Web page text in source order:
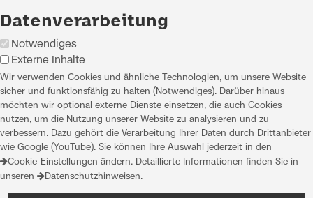
Datenverarbeitung
Notwendiges
Externe Inhalte
Wir verwenden Cookies und ähnliche Technologien, um unsere Website
sicher und funktionsfähig zu halten (Notwendiges). Darüber hinaus
möchten wir optional externe Dienste einsetzen, die auch Cookies
nutzen, um die Nutzung unserer Website zu analysieren und zu
verbessern. Dazu gehört die Verarbeitung Ihrer Daten durch Drittanbieter
wie Google (YouTube). Sie können Ihre Auswahl jederzeit in den
Cookie-Einstellungen ändern. Detaillierte Informationen finden Sie in
unseren
Datenschutzhinweisen.